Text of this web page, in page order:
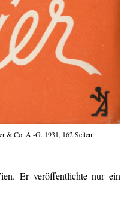
& Co. A.-G. 1931, 162 Seiten
Er veröffentlichte nur ein